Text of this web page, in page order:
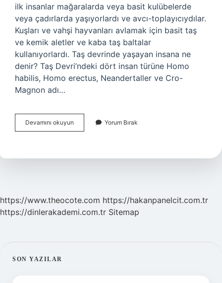
ilk insanlar mağaralarda veya basit kulübelerde
veya çadırlarda yaşıyorlardı ve avcı-toplayıcıydılar.
Kuşları ve vahşi hayvanları avlamak için basit taş
ve kemik aletler ve kaba taş baltalar
kullanıyorlardı. Taş devrinde yaşayan insana ne
denir? Taş Devri’ndeki dört insan türüne Homo
habilis, Homo erectus, Neandertaller ve Cro-
Magnon adı…
Devamını okuyun
Devrinde
Yaşadı
Yorum Bırak
https://www.theocote.com https://hakanpanelcit.com.tr
https://dinlerakademi.com.tr Sitemap
SIDEBAR
SON YAZILAR